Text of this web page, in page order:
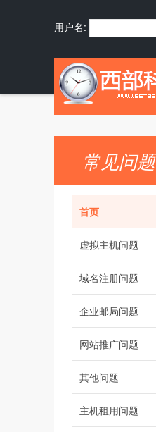
用户名:
常见问题
首页
虚拟主机问题
域名注册问题
企业邮局问题
网站推广问题
其他问题
主机租用问题